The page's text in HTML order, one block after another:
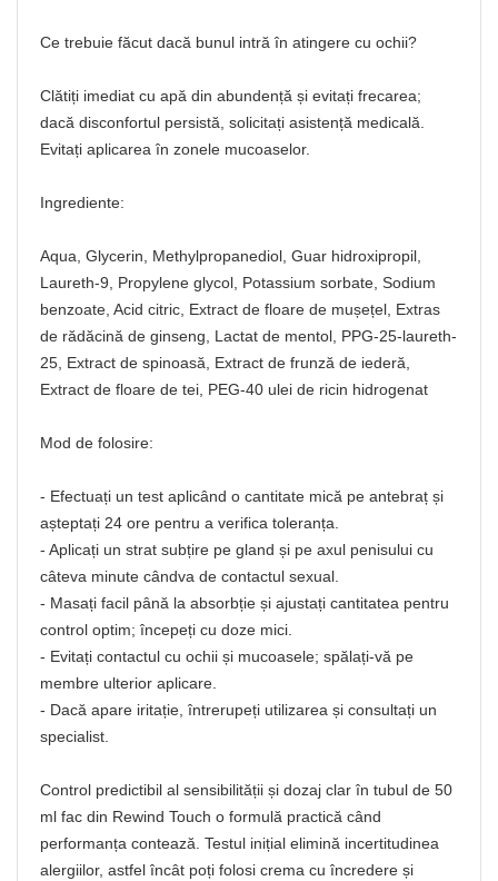
Ce trebuie făcut dacă bunul intră în atingere cu ochii?
Clătiți imediat cu apă din abundență și evitați frecarea;
dacă disconfortul persistă, solicitați asistență medicală.
Evitați aplicarea în zonele mucoaselor.
Ingrediente:
Aqua, Glycerin, Methylpropanediol, Guar hidroxipropil,
Laureth-9, Propylene glycol, Potassium sorbate, Sodium
benzoate, Acid citric, Extract de floare de mușețel, Extras
de rădăcină de ginseng, Lactat de mentol, PPG-25-laureth-
25, Extract de spinoasă, Extract de frunză de iederă,
Extract de floare de tei, PEG-40 ulei de ricin hidrogenat
Mod de folosire:
- Efectuați un test aplicând o cantitate mică pe antebraț și
așteptați 24 ore pentru a verifica toleranța.
- Aplicați un strat subțire pe gland și pe axul penisului cu
câteva minute cândva de contactul sexual.
- Masați facil până la absorbție și ajustați cantitatea pentru
control optim; începeți cu doze mici.
- Evitați contactul cu ochii și mucoasele; spălați-vă pe
membre ulterior aplicare.
- Dacă apare iritație, întrerupeți utilizarea și consultați un
specialist.
Control predictibil al sensibilității și dozaj clar în tubul de 50
ml fac din Rewind Touch o formulă practică când
performanța contează. Testul inițial elimină incertitudinea
alergiilor, astfel încât poți folosi crema cu încredere și